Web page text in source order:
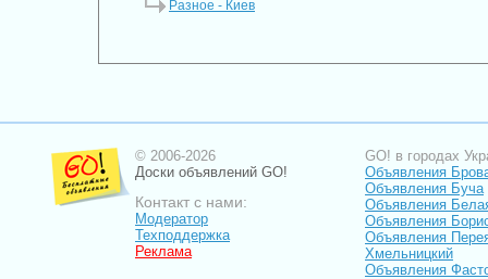
Разное - Киев
© 2006-2026
Доски объявлений GO!
Контакт с нами:
Модератор
Техподдержка
Реклама
GO! в городах
Объявления
Объявления Буча
Объявления
Объявления
Объявления
Хмельницкий
Объявления